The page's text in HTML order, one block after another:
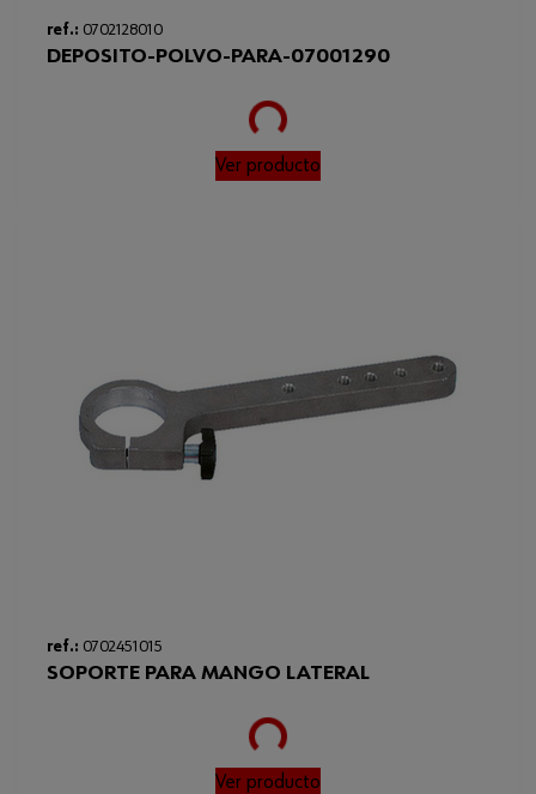
ref.: 0702128010
DEPOSITO-POLVO-PARA-07001290
Loading...
Ver producto
ref.: 0702451015
SOPORTE PARA MANGO LATERAL
Loading...
Ver producto